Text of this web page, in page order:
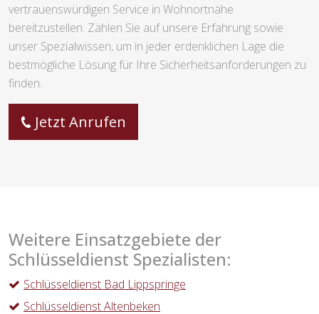
vertrauenswürdigen Service in Wohnortnähe
bereitzustellen. Zählen Sie auf unsere Erfahrung sowie
unser Spezialwissen, um in jeder erdenklichen Lage die
bestmögliche Lösung für Ihre Sicherheitsanforderungen zu
finden.
Jetzt Anrufen
Weitere Einsatzgebiete der
Schlüsseldienst Spezialisten:
Schlüsseldienst Bad Lippspringe
Schlüsseldienst Altenbeken